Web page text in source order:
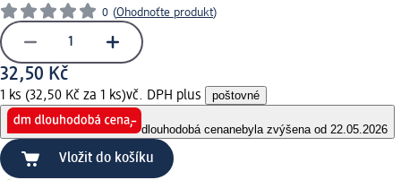
0 (Ohodnoťte produkt)
32,50 Kč
1 ks (32,50 Kč za 1 ks)vč. DPH plus poštovné
dlouhodobá cenanebyla zvýšena od 22.05.2026
Vložit do košíku